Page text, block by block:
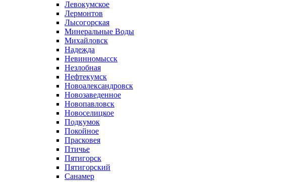
Левокумское
Лермонтов
Лысогорская
Минеральные Воды
Михайловск
Надежда
Невинномысск
Незлобная
Нефтекумск
Новоалександровск
Новозаведенное
Новопавловск
Новоселицкое
Подкумок
Покойное
Прасковея
Птичье
Пятигорск
Пятигорский
Санамер